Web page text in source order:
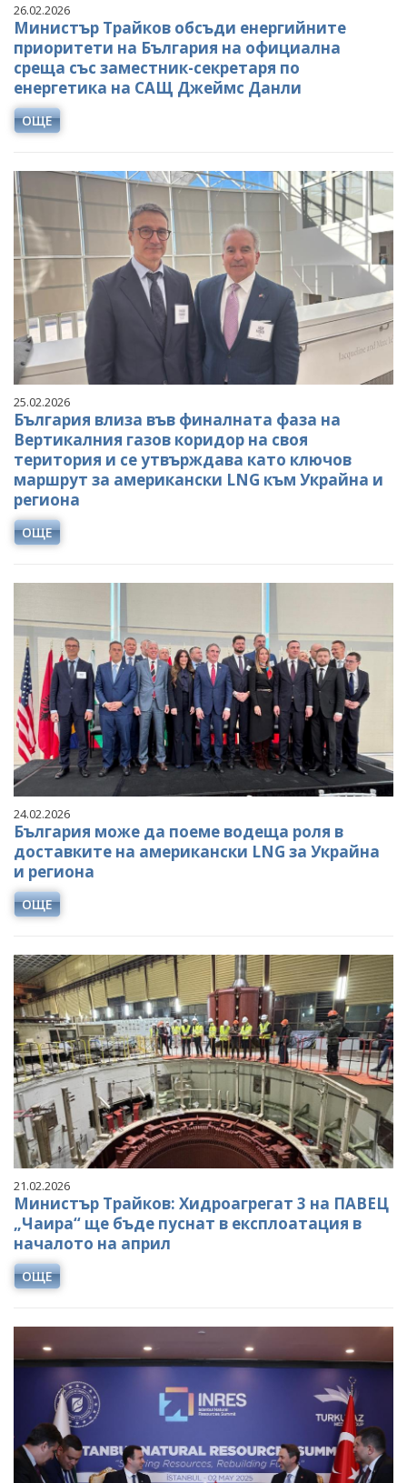
26.02.2026
Министър Трайков обсъди енергийните
приоритети на България на официална
среща със заместник-секретаря по
енергетика на САЩ Джеймс Данли
ОЩЕ
25.02.2026
България влиза във финалната фаза на
Вертикалния газов коридор на своя
територия и се утвърждава като ключов
маршрут за американски LNG към Украйна и
региона
ОЩЕ
24.02.2026
България може да поеме водеща роля в
доставките на американски LNG за Украйна
и региона
ОЩЕ
21.02.2026
Министър Трайков: Хидроагрегат 3 на ПАВЕЦ
„Чаира“ ще бъде пуснат в експлоатация в
началото на април
ОЩЕ